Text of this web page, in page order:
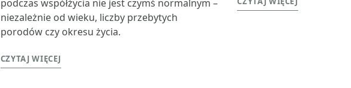
podczas współżycia nie jest czymś normalnym –
niezależnie od wieku, liczby przebytych
porodów czy okresu życia.
CZYTAJ WIĘCEJ